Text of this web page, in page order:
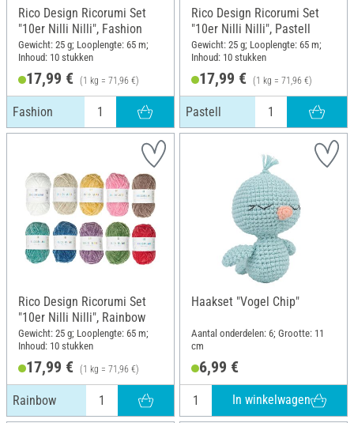
Rico Design Ricorumi Set
"10er Nilli Nilli", Fashion
Gewicht: 25 g; Looplengte: 65 m;
Inhoud: 10 stukken
17,99 € (1 kg = 71,96 €)
Fashion
Rico Design Ricorumi Set
"10er Nilli Nilli", Pastell
Gewicht: 25 g; Looplengte: 65 m;
Inhoud: 10 stukken
17,99 € (1 kg = 71,96 €)
Pastell
Rico Design Ricorumi Set
"10er Nilli Nilli", Rainbow
Gewicht: 25 g; Looplengte: 65 m;
Inhoud: 10 stukken
17,99 € (1 kg = 71,96 €)
Rainbow
Haakset "Vogel Chip"
Aantal onderdelen: 6; Grootte: 11
cm
6,99 €
In winkelwagen